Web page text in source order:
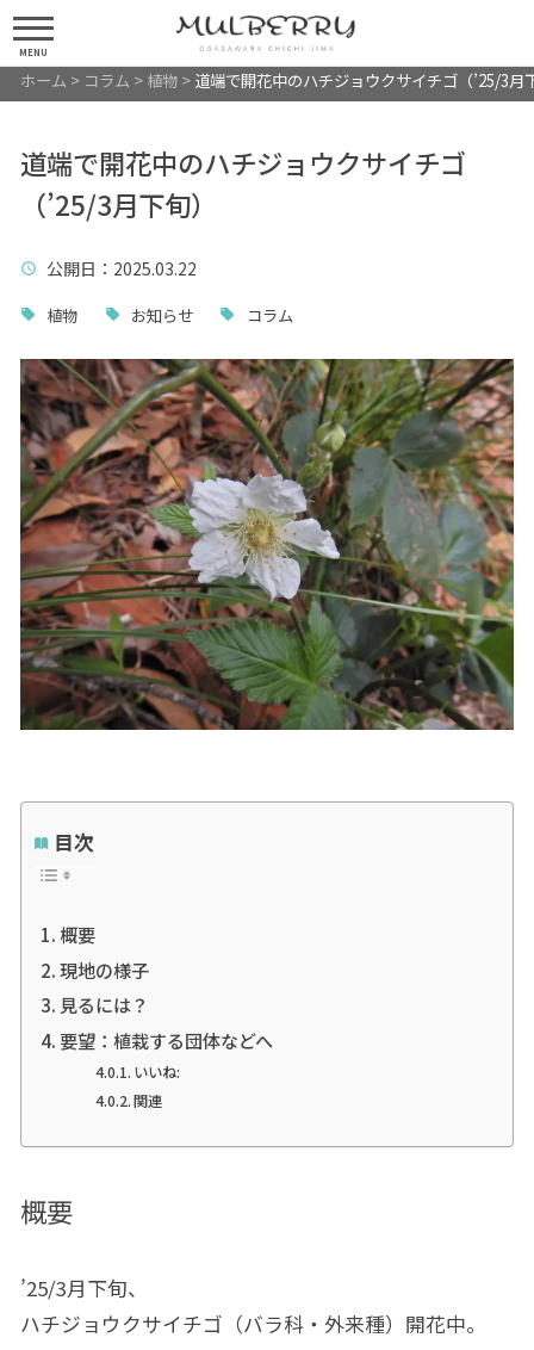
MENU
ホーム > コラム > 植物> 道端で開花中のハチジョウクサイチゴ（’25/3月
道端で開花中のハチジョウクサイチゴ
（’25/3月下旬）
公開日 ：2025.03.22
植物 お知らせ コラム
目次
概要
現地の様子
見るには？
要望：植栽する団体などへ
いいね:
関連
概要
’25/3月下旬、
ハチジョウクサイチゴ（バラ科・外来種）開花中。